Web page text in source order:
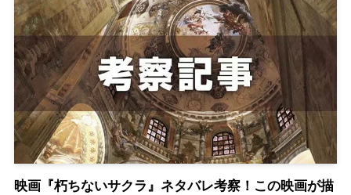
映画『朽ちないサクラ』ネタバレ考察！この映画が描